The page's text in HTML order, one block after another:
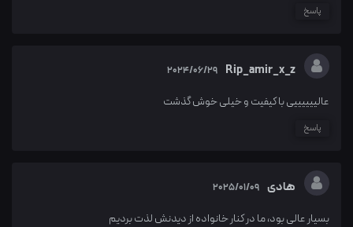
پاسخ
Rip_amir_x_z
2024/06/29
عالییییییی با کیفیت و خیلی خوش گذشت
پاسخ
هادی 2025/01/09
بسیار عالی بود، ما در کنار خانواده از دیدنش لذت بردیم